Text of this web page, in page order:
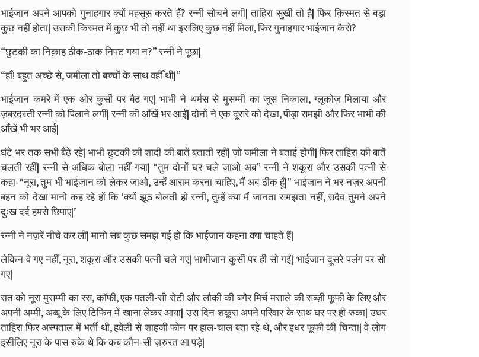
भाईजान अपने आपको गुनाहगार क्यों महसूस करते हैं? रन्नी सोचने लगी| ताहिरा सुखी तो है| फिर क़िस्मत से बड़ा
कुछ नहीं होता| उसकी किस्मत में कुछ भी तो नहीं था इसलिए कुछ नहीं मिला, फिर गुनाहगार भाईजान कैसे?
“छुटकी का निक़ाह ठीक-ठाक निपट गया न?” रन्नी ने पूछा|
“हाँ! बहुत अच्छे से, जमीला तो बच्चों के साथ वहीँ थी|”
भाईजान कमरे में एक ओर कुर्सी पर बैठ गए| भाभी ने थर्मस से मुसम्मी का जूस निकाला, ग्लूकोज़ मिलाया और
ज़बरदस्ती रन्नी को पिलाने लगीं| रन्नी की आँखें भर आईं| दोनों ने एक दूसरे को देखा, पीड़ा समझी और फिर भाभी की
आँखें भी भर आईं|
घंटे भर तक सभी बैठे रहे| भाभी छुटकी की शादी की बातें बताती रहीं| जो जमीला ने बताई होंगी| फिर ताहिरा की बातें
चलती रहीं| रन्नी से अधिक बोला नहीं गया| “तुम दोनों घर चले जाओ अब” रन्नी ने शकूरा और उसकी पत्नी से
कहा-“नूरा, तुम भी भाईजान को लेकर जाओ, उन्हें आराम करना चाहिए, मैं अब ठीक हूँ|” भाईजान ने भर नज़र अपनी
बहन को देखा मानो कह रहे हों कि ‘क्यों झूठ बोलती हो रन्नी, तुम्हें क्या मैं जानता समझता नहीं, सदैव तुमने अपने
दुःख दर्द हमसे छिपाए|’
रन्नी ने नज़रें नीचे कर लीं| मानो सब कुछ समझ गई हो कि भाईजान कहना क्या चाहते हैं|
लेकिन वे गए नहीं, नूरा, शकूरा और उसकी पत्नी चले गए| भाभीजान कुर्सी पर ही सो गईं| भाईजान दूसरे पलंग पर सो
गए|
रात को नूरा मुसम्मी का रस, कॉफी, एक पतली-सी रोटी और लौकी की बगैर मिर्च मसाले की सब्ज़ी फूफी के लिए और
अपनी अम्मी, अब्बू के लिए टिफिन में खाना लेकर आया| उस दिन शकूरा अपने परिवार के साथ घर पर ही रुका| उधर
ताहिरा फिर अस्पताल में भर्ती थी, हवेली से शाहजी फोन पर हाल-चाल बता रहे थे, और इधर फूफी की चिन्ता| वे लोग
इसीलिए नूरा के पास रुके थे कि कब कौन-सी ज़रुरत आ पड़े|